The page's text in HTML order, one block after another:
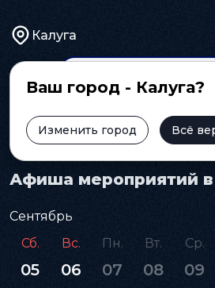
Калуга
Ваш город - Калуга?
Изменить город Всё
Главная Афиша
Афиша мероприятий в
Сентябрь
Сб.
05
Вс.
06
Пн.
07
Вт.
08
Ср.
09